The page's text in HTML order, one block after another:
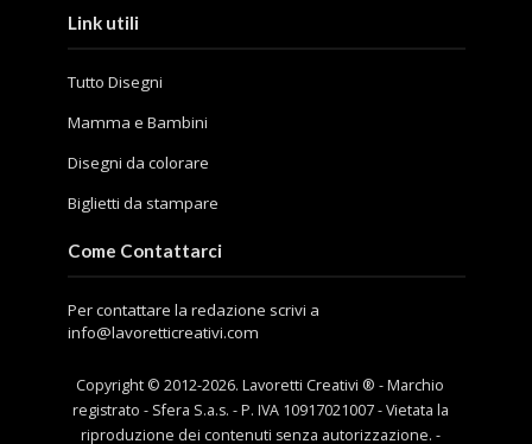
Link utili
Tutto Disegni
Mamma e Bambini
Disegni da colorare
Biglietti da stampare
Come Contattarci
Per contattare la redazione scrivi a
info@lavoretticreativi.com
Copyright © 2012-2026. Lavoretti Creativi ® - Marchio
registrato - Sfera S.a.s. - P. IVA 10917021007 - Vietata la
riproduzione dei contenuti senza autorizzazione. -